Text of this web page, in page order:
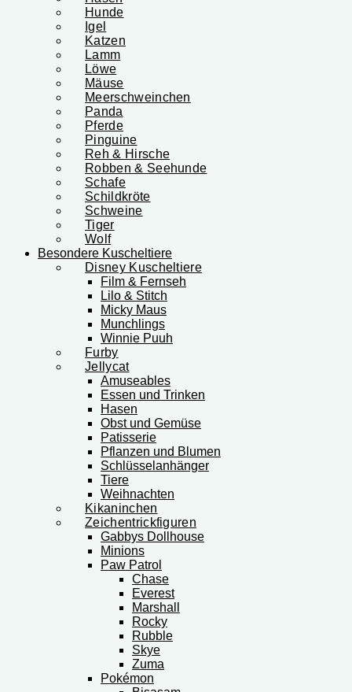
Hunde
Igel
Katzen
Lamm
Löwe
Mäuse
Meerschweinchen
Panda
Pferde
Pinguine
Reh & Hirsche
Robben & Seehunde
Schafe
Schildkröte
Schweine
Tiger
Wolf
Besondere Kuscheltiere
Disney Kuscheltiere
Film & Fernseh
Lilo & Stitch
Micky Maus
Munchlings
Winnie Puuh
Furby
Jellycat
Amuseables
Essen und Trinken
Hasen
Obst und Gemüse
Patisserie
Pflanzen und Blumen
Schlüsselanhänger
Tiere
Weihnachten
Kikaninchen
Zeichentrickfiguren
Gabbys Dollhouse
Minions
Paw Patrol
Chase
Everest
Marshall
Rocky
Rubble
Skye
Zuma
Pokémon